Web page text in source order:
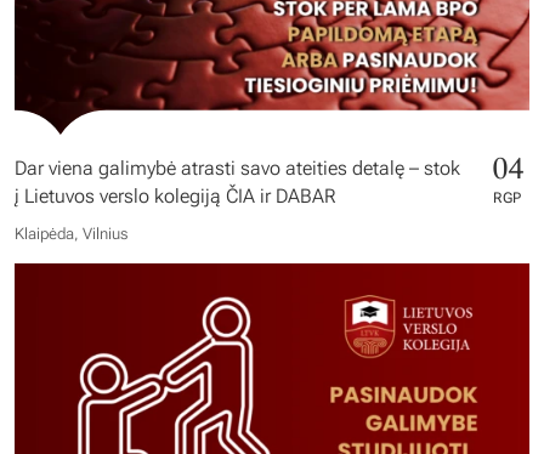
Dar viena galimybė atrasti savo ateities detalę – stok
į Lietuvos verslo kolegiją ČIA ir DABAR
04
RGP
Klaipėda, Vilnius